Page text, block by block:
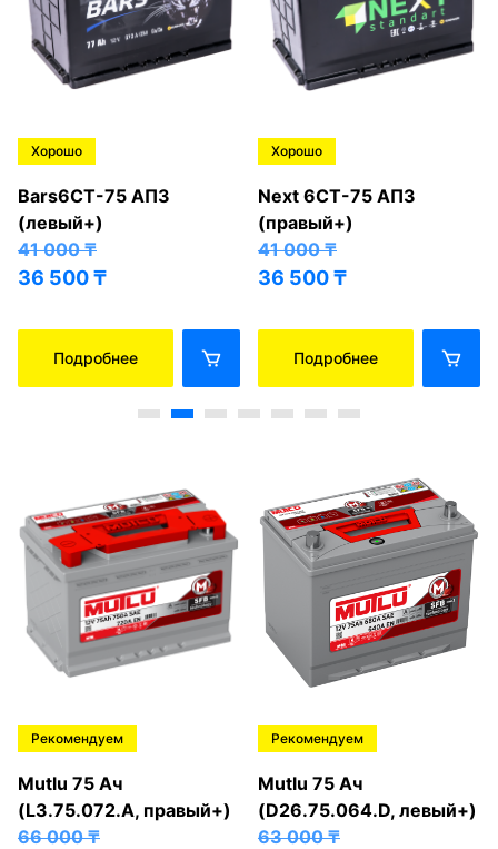
Хорошо
Bars6СТ-75 АПЗ
(левый+)
41 000₸
36 500₸
Подробнее
Хорошо
Next 6СТ-75 АПЗ
(правый+)
41 000₸
36 500₸
Подробнее
Рекомендуем
Mutlu 75 Ач
(L3.75.072.A, правый+)
66 000₸
Рекомендуем
Mutlu 75 Ач
(D26.75.064.D, левый+)
63 000₸